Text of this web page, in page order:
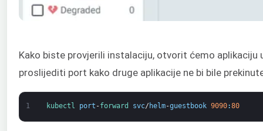
Kako biste provjerili instalaciju, otvorit ćemo aplikaciju
proslijediti port kako druge aplikacije ne bi bile
1 kubectl port -forward svc/ helm-guestbook 9090:80